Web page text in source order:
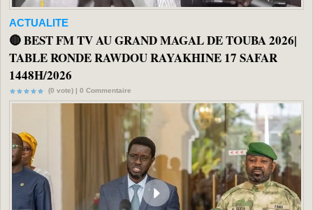
ACTUALITE
🔴 BEST FM TV AU GRAND MAGAL DE TOUBA 2026|
TABLE RONDE RAWDOU RAYAKHINE 17 SAFAR
1448H/2026
(0 vote) | 0 Commentaire